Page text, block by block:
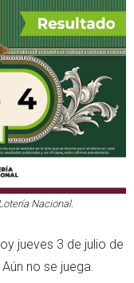
Nacional.
jueves 3 de julio de
no se juega.